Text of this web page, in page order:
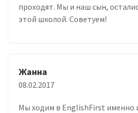
проходят. Мы и наш сын,
этой школой. Советуем!
Жанна
08.02.2017
Мы ходим в EnglishFirst именно